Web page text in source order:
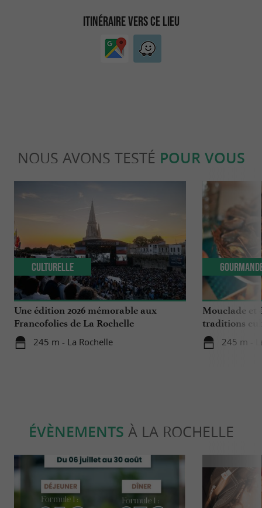
ITINÉRAIRE VERS CE LIEU
NOUS AVONS TESTÉ POUR VOUS
Une édition 2026 mémorable aux
Francofolies de La Rochelle
245 m - La Rochelle
Culturelle
Mouclade et
traditions
en
245 m -
ÉVÈNEMENTS À LA ROCHELLE